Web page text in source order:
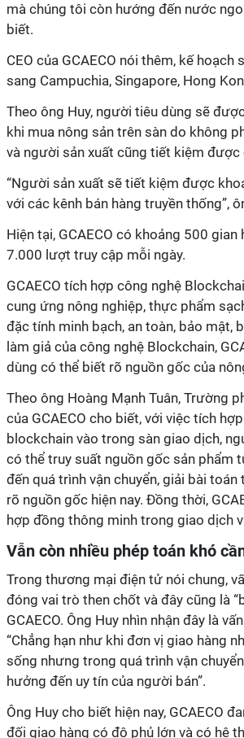
mà chúng tôi còn hướng đến nước
biết.
CEO của GCAECO nói thêm, kế
sang Campuchia, Singapore, Hong
Theo ông Huy, người tiêu dùng sẽ
khi mua nông sản trên sàn do không
và người sản xuất cũng tiết kiệm được
“Người sản xuất sẽ tiết kiệm được
với các kênh bán hàng truyền thống”,
Hiện tại, GCAECO có khoảng 500 gian
7.000 lượt truy cập mỗi ngày.
GCAECO tích hợp công nghệ
cung ứng nông nghiệp, thực phẩm
đặc tính minh bạch, an toàn, bảo mật,
làm giả của công nghệ Blockchain,
dùng có thể biết rõ nguồn gốc của
Theo ông Hoàng Mạnh Tuân, Trường
của GCAECO cho biết, với việc tích
blockchain vào trong sàn giao dịch,
có thể truy suất nguồn gốc sản phẩm
đến quá trình vận chuyển, giải bài
rõ nguồn gốc hiện nay. Đồng thời,
hợp đồng thông minh trong giao dịch
Vẫn còn nhiều phép toán khó
Trong thương mại điện tử nói chung,
đóng vai trò then chốt và đây cũng là
GCAECO. Ông Huy nhìn nhận đây là
“Chẳng hạn như khi đơn vị giao hàng
sống nhưng trong quá trình vận
hưởng đến uy tín của người bán”.
Ông Huy cho biết hiện nay, GCAECO
đối giao hàng có độ phủ lớn và có hệ